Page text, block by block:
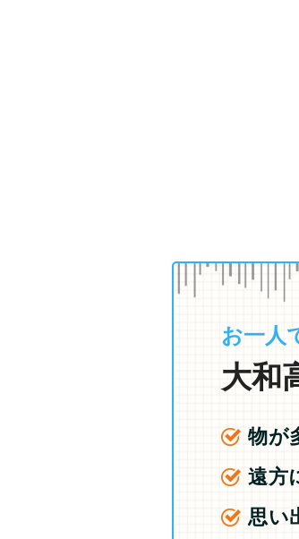
お一人
大和
物が
遠方
思い